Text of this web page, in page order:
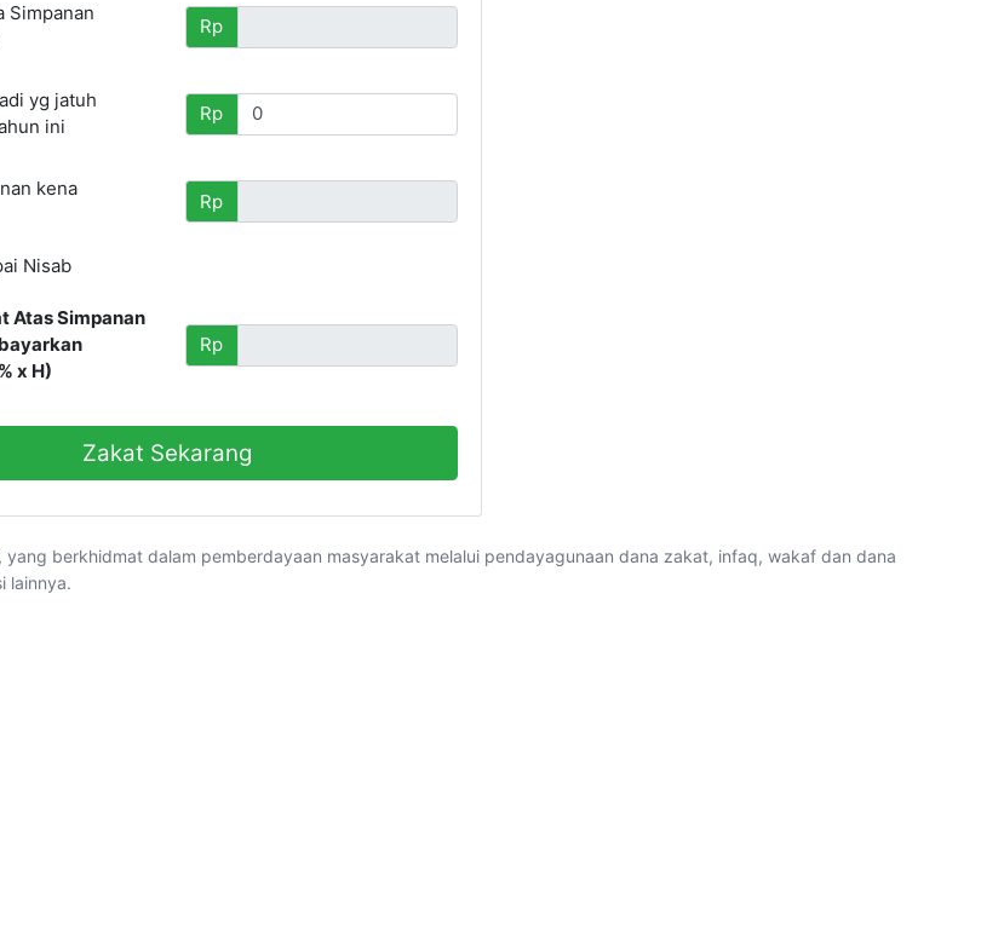
Simpanan
Rp
yg jatuh
ini
Rp
kena
Rp
Nisab
Atas Simpanan
x H)
Rp
Zakat Sekarang
berkhidmat dalam pemberdayaan masyarakat melalui pendayagunaan dana zakat, infaq, wakaf dan dana
lainnya.